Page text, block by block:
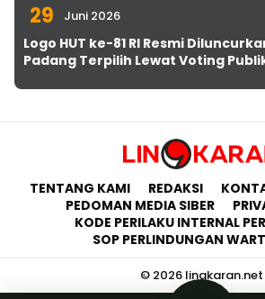
29 Juni 2026
Logo HUT ke-81 RI Resmi
Padang Terpilih Lewat Voting
TENTANG KAMI REDAKSI
PEDOMAN MEDIA SIBER
KODE PERILAKU INTERNAL
SOP PERLINDUNGAN
© 2026 lingkaran.net